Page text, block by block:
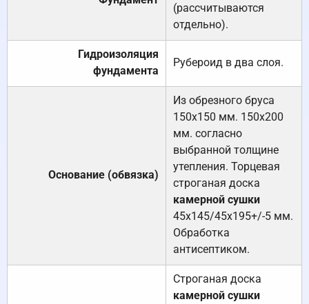
(рассчитываются
отдельно).
Гидроизоляция
фундамента
Рубероид в два слоя.
Основание (обвязка)
Из обрезного бруса
150х150 мм. 150х200
мм. согласно
выбранной толщине
утепления. Торцевая
строганая доска
камерной сушки
45х145/45х195+/-5 мм.
Обработка
антисептиком.
Строганая доска
камерной сушки